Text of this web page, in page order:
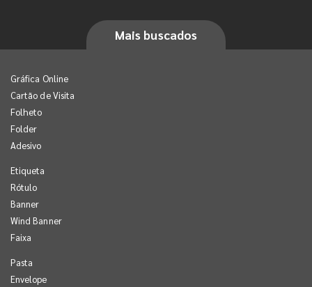
Mais buscados
Gráfica Online
Cartão de Visita
Folheto
Folder
Adesivo
Etiqueta
Rótulo
Banner
Wind Banner
Faixa
Pasta
Envelope